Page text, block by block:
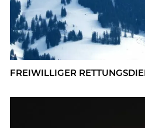
FREI­WIL­LI­GER